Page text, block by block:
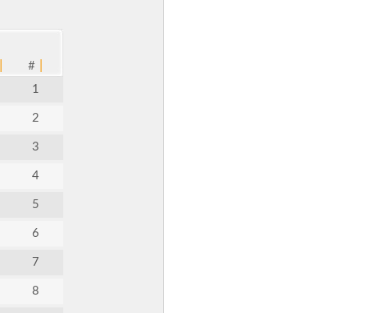
#
1
2
3
4
5
6
7
8